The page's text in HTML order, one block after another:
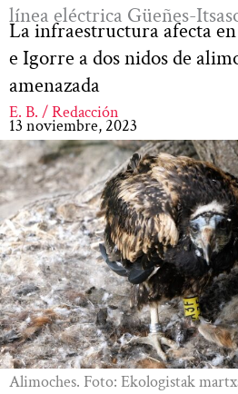
línea eléctrica Güeñes-
La infraestructura afecta
e Igorre a dos nidos de
amenazada
E. B. / Redacción
13 noviembre, 2023
Alimoches. Foto: Ekologistak